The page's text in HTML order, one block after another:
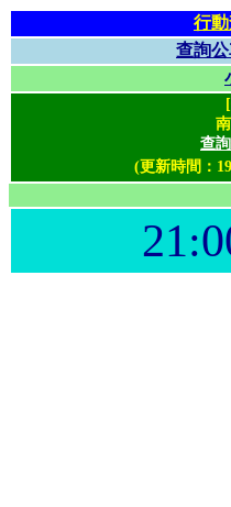
行
查詢
查
(更新時間：